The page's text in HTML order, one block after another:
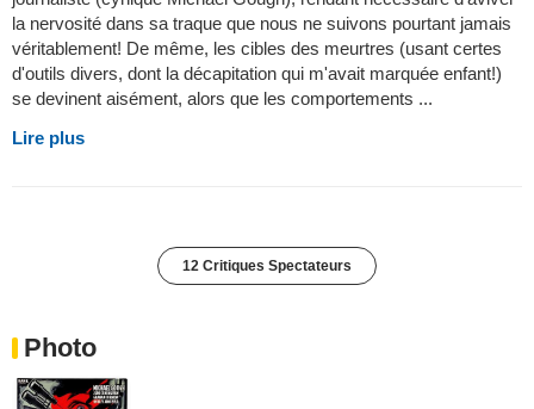
la nervosité dans sa traque que nous ne suivons pourtant jamais
véritablement! De même, les cibles des meurtres (usant certes
d'outils divers, dont la décapitation qui m'avait marquée enfant!)
se devinent aisément, alors que les comportements ...
Lire plus
12 Critiques Spectateurs
Photo